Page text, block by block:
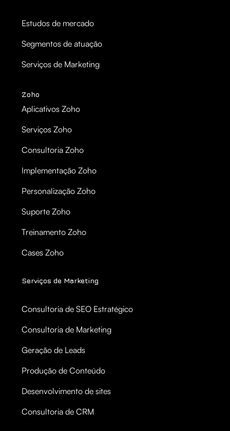
Estudos de mercado
Segmentos de atuação
Serviços de Marketing
Zoho
Aplicativos Zoho
Serviços Zoho
Consultoria Zoho
Implementação Zoho
Personalização Zoho
Suporte Zoho
Treinamento Zoho
Cases Zoho
Serviços de Marketing
Consultoria de SEO Estratégico
Consultoria de Marketing
Geração de Leads
Produção de Conteúdo
Desenvolvimento de sites
Consultoria de CRM